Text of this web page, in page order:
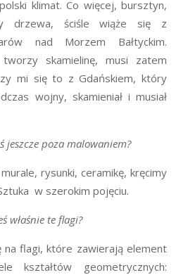
klimat. Co więcej, bursztyn,
drzewa, ściśle wiąże się z
nad Morzem Bałtyckim.
skamielinę, musi zatem
mi się to z Gdańskiem, który
wojny, skamieniał i musiał
jeszcze poza malowaniem?
rysunki, ceramikę, kręcimy
w szerokim pojęciu.
właśnie te flagi?
na flagi, które zawierają element
kształtów geometrycznych: